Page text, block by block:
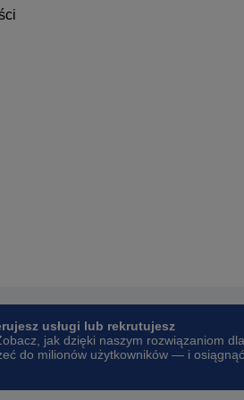
usługi lub rekrutujesz
jak dzięki naszym rozwiązaniom dla
do milionów użytkowników — i osiągnąć